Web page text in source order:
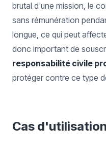
brutal d'une mission, le
sans rémunération
longue, ce qui peut
donc important de
responsabilité civile
protéger contre ce type
Cas d'utilisation